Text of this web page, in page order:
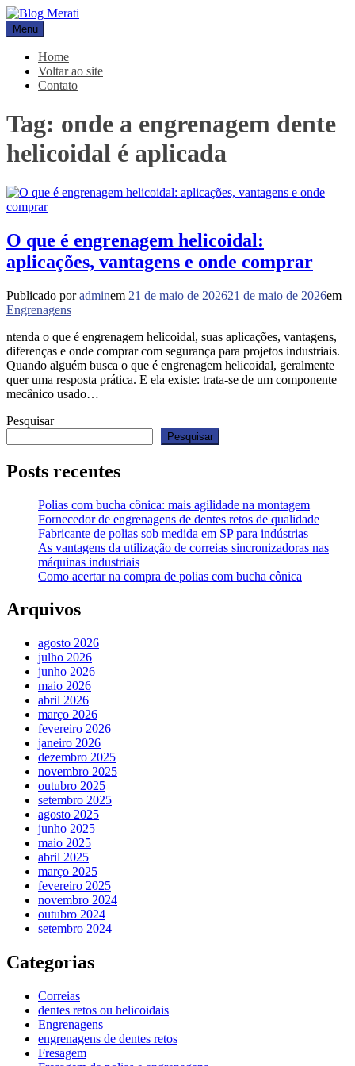
Pular
para
o
conteúdo
Blog Merati
Líder na fabricação de peças para Indústrias
Menu
Home
Voltar ao site
Contato
Tag: onde a engrenagem dente
helicoidal é aplicada
O que é engrenagem helicoidal:
aplicações, vantagens e onde comprar
Publicado poradminem 21 de maio de 202621 de maio de 2026em
Engrenagens
ntenda o que é engrenagem helicoidal, suas aplicações, vantagens,
diferenças e onde comprar com segurança para projetos industriais.
Quando alguém busca o que é engrenagem helicoidal, geralmente
quer uma resposta prática. E ela existe: trata-se de um componente
mecânico usado…
Pesquisar
Pesquisar
Posts recentes
Polias com bucha cônica: mais agilidade na montagem
Fornecedor de engrenagens de dentes retos de qualidade
Fabricante de polias sob medida em SP para indústrias
As vantagens da utilização de correias sincronizadoras nas
máquinas industriais
Como acertar na compra de polias com bucha cônica
Arquivos
agosto 2026
julho 2026
junho 2026
maio 2026
abril 2026
março 2026
fevereiro 2026
janeiro 2026
dezembro 2025
novembro 2025
outubro 2025
setembro 2025
agosto 2025
junho 2025
maio 2025
abril 2025
março 2025
fevereiro 2025
novembro 2024
outubro 2024
setembro 2024
Categorias
Correias
dentes retos ou helicoidais
Engrenagens
engrenagens de dentes retos
Fresagem